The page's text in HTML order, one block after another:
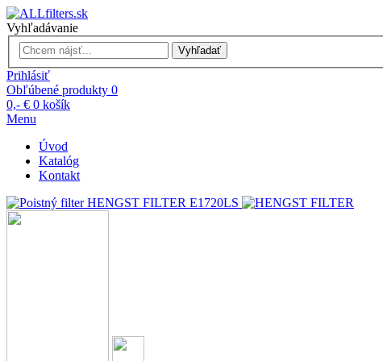
Vyhľadávanie
Vyhľadať
Prihlásiť
Obľúbené produkty 0
0,- € 0 košík
Menu
Úvod
Katalóg
Kontakt